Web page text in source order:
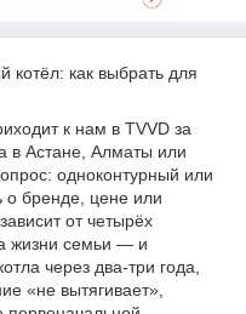
котёл: как выбрать для
к нам в TVVD за
в Астане, Алматы или
одноконтурный или
о бренде, цене или
от четырёх
жизни семьи — и
через два-три года,
«не вытягивает»,